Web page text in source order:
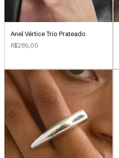
Anel Vértice Trio Prateado
R$289,00